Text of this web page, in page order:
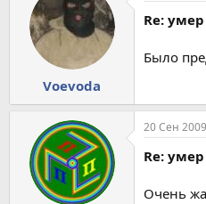
Voevoda
Re:
Было
20 Сен 2009
Re:
Очень